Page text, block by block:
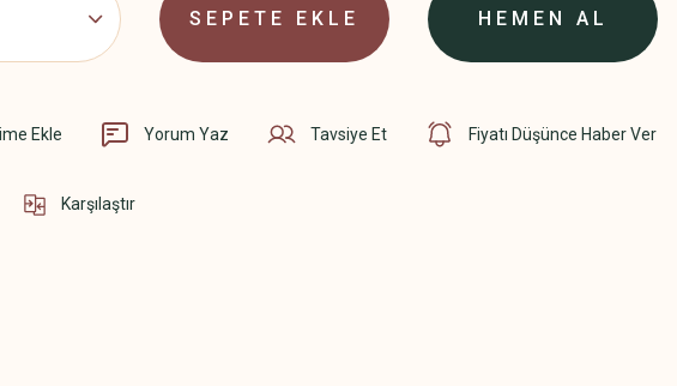
SEPETE EKLE HEMEN AL
Yorum Yaz Tavsiye Et Fiyatı Düşünce Haber Ver
Karşılaştır